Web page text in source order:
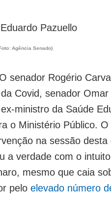
Agência Senado)
O senador Rogério
Covid, senador Omar
ministro da Saúde
o Ministério Público.
na sessão desta
a verdade com o
mesmo que caia
pelo elevado número